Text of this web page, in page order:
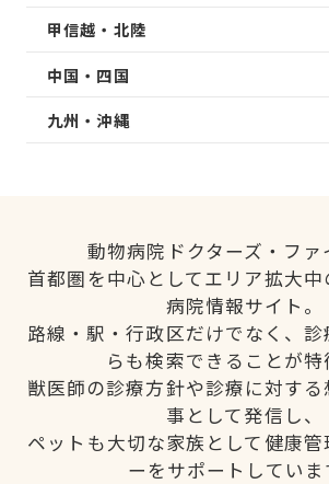
甲信越・北陸
中国・四国
九州・沖縄
動物病院ドクターズ・ファ
首都圏を中心としてエリア拡大
病院情報サイト。
路線・駅・行政区だけでなく、
らも検索できることが特
獣医師の診療方針や診療に対す
事として発信し、
ペットも大切な家族として健康
ーをサポートしていま